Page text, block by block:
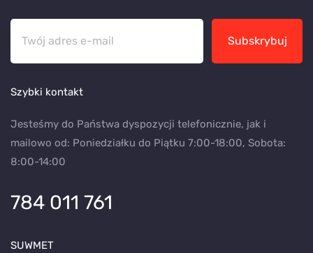
Subskrybuj
Szybki kontakt
Jesteśmy do Państwa dyspozycji telefonicznie, jak i
mailowo od: Poniedziałku do Piątku 7:00-18:00, Sobota:
8:00-14:00
784 011 761
SUWMET